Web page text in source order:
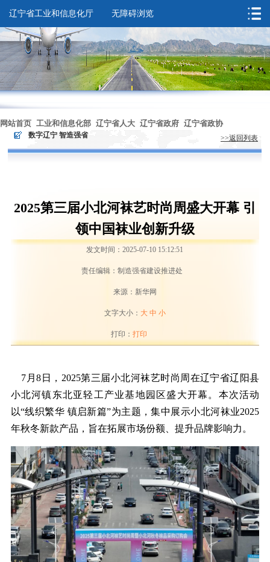
网站首页 工业和信息化部 辽宁省人大 辽宁省政府 辽宁省政协
无障碍浏览
辽宁省工业和信息化厅 无障碍浏览
> 数字辽宁 智造强省 >>返回列表
2025第三届小北河袜艺时尚周盛大开幕 引
领中国袜业创新升级
发文时间：2025-07-10 15:12:51
责任编辑：制造强省建设推进处
来源：新华网
文字大小： 大 中 小
打印： 打印
7月8日，2025第三届小北河袜艺时尚周在辽宁省辽阳县
小北河镇东北亚轻工产业基地园区盛大开幕。本次活动
以“线织繁华 镇启新篇”为主题，集中展示小北河袜业2025
年秋冬新款产品，旨在拓展市场份额、提升品牌影响力。